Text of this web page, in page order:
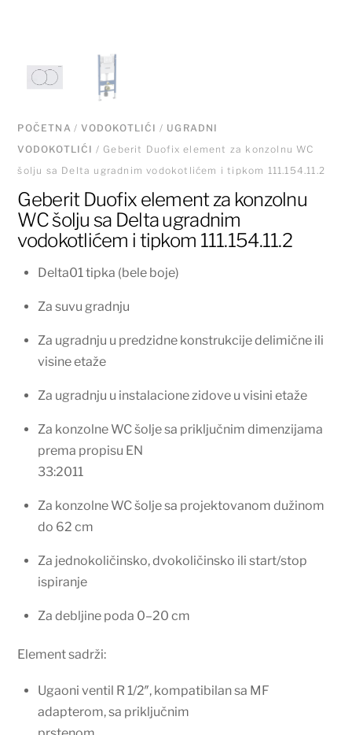
POČETNA/VODOKOTLIĆI / UGRADNI
VODOKOTLIĆI / Geberit Duofix element za konzolnu WC
šolju sa Delta ugradnim vodokotlićem i tipkom 111.154.11.2
Geberit Duofix element za konzolnu
WC šolju sa Delta ugradnim
vodokotlićem i tipkom 111.154.11.2
Delta01 tipka (bele boje)
Za suvu gradnju
Za ugradnju u predzidne konstrukcije delimične ili
visine etaže
Za ugradnju u instalacione zidove u visini etaže
Za konzolne WC šolje sa priključnim dimenzijama
prema propisu EN
33:2011
Za konzolne WC šolje sa projektovanom dužinom
do 62 cm
Za jednokoličinsko, dvokoličinsko ili start/stop
ispiranje
Za debljine poda 0–20 cm
Element sadrži:
Ugaoni ventil R 1/2″, kompatibilan sa MF
adapterom, sa priključnim